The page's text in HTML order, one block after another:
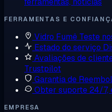
FERRAMENTAS E
Vidro Fumê Teste
Estado do serviço
Avaliações de
Trustpilot
Garantia de
Obter suporte 24/7,
EMPRESA